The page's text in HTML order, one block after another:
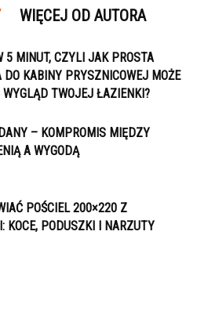
WIĘCEJ OD AUTORA
5 MINUT, CZYLI JAK PROSTA
DO KABINY PRYSZNICOWEJ MOŻE
WYGLĄD TWOJEJ ŁAZIENKI?
– KOMPROMIS MIĘDZY
A WYGODĄ
POŚCIEL 200×220 Z
KOCE, PODUSZKI I NARZUTY